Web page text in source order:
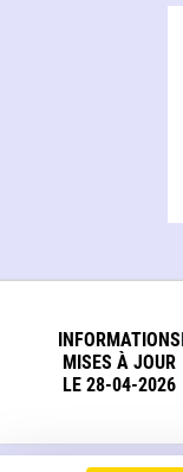
INFORMATIONS
MISES À JOUR
LE 28-04-2026